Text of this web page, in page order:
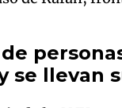
se llevan